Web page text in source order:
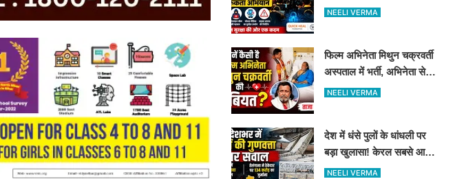
जागरूकता अभियान, डिजिटल
NEELI VERMA
फिल्म अभिनेता मिथुन चक्रवर्ती
अस्पताल में भर्ती, अभिनेता से
मिले CM शुभेंदु अधिकारी
NEELI VERMA
देश में धंसे पुलों के धांधली पर
बड़ा खुलासा! केरल सबसे आगे,
तेलंगाना में ठेकेदार पर ₹134
NEELI VERMA